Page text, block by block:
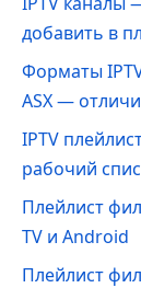
добавить в
Форматы IPTV
ASX —
IPTV
рабочий
Плейлист
TV и Android
Плейлист